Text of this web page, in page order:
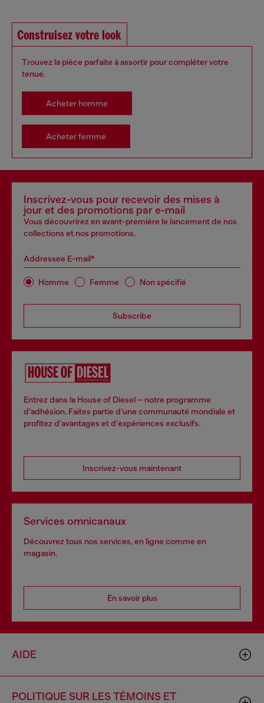
Construisez votre look
Trouvez la pièce parfaite à assortir pour compléter votre
tenue.
Acheter homme
Acheter femme
Inscrivez-vous pour recevoir des mises à
jour et des promotions par e-mail
Vous découvrirez en avant-première le lancement de nos
collections et nos promotions.
Addressee E-mail*
Homme Femme Non spécifié
Subscribe
Entrez dans la House of Diesel – notre programme
d’adhésion. Faites partie d’une communauté mondiale et
profitez d’avantages et d’expériences exclusifs.
Inscrivez-vous maintenant
Services omnicanaux
Découvrez tous nos services, en ligne comme en
magasin.
En savoir plus
AIDE
POLITIQUE SUR LES TÉMOINS ET